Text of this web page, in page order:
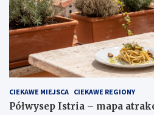
CIEKAWE MIEJSCA CIEKAWE REGIONY
Półwysep Istria – mapa